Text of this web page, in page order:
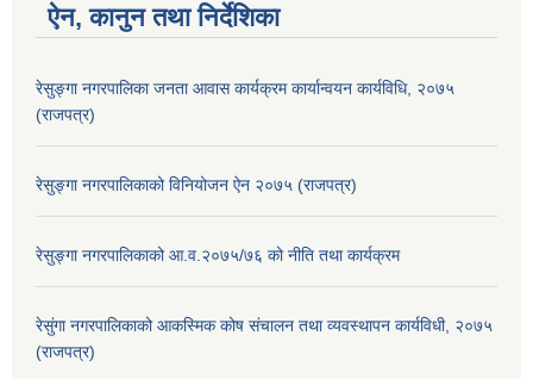
ऐन, कानुन तथा निर्देशिका
रेसुङ्गा नगरपालिका जनता आवास कार्यक्रम कार्यान्वयन कार्यविधि, २०७५
(राजपत्र)
रेसुङ्गा नगरपालिकाको विनियोजन ऐन २०७५ (राजपत्र)
रेसुङ्गा नगरपालिकाको आ.व.२०७५/७६ को नीति तथा कार्यक्रम
रेसुंगा नगरपालिकाको आकस्मिक कोष संचालन तथा व्यवस्थापन कार्यविधी, २०७५
(राजपत्र)